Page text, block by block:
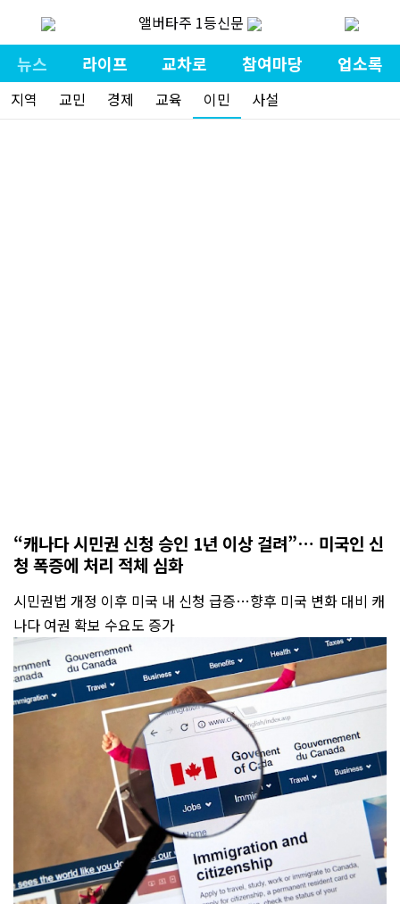
앨버타주 1등신문
뉴스 라이프 교차로 참여마당 업소록
지역 교민 경제 교육 이민 사설
“캐나다 시민권 신청 승인 1년 이상 걸려”… 미국인 신
청 폭증에 처리 적체 심화
시민권법 개정 이후 미국 내 신청 급증…향후 미국 변화 대비 캐
나다 여권 확보 수요도 증가